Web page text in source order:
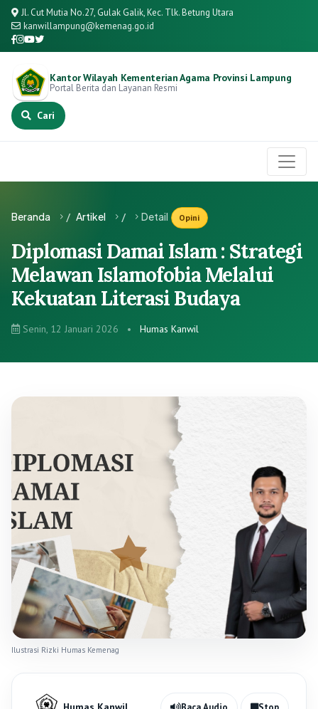
Jl. Cut Mutia No.27, Gulak Galik, Kec. Tlk. Betung Utara
kanwillampung@kemenag.go.id
Kantor Wilayah Kementerian Agama Provinsi Lampung
Portal Berita dan Layanan Resmi
Cari
Beranda / Artikel / Detail Opini
Diplomasi Damai Islam : Strategi
Melawan Islamofobia Melalui
Kekuatan Literasi Budaya
Senin, 12 Januari 2026 • Humas Kanwil
Ilustrasi Rizki Humas Kemenag